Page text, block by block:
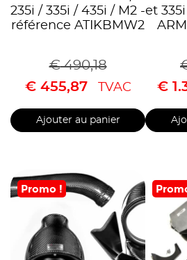
235i / 335i / 435i / M2 -
référence ATIKBMW2
€490,18
€455,87 TVAC
Ajouter au panier
et
€
Promo !